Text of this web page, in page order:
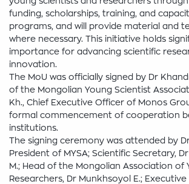
funding, scholarships, training, and
programs, and will provide material and
where necessary. This initiative holds
importance for advancing scientific
innovation.
The MoU was officially signed by Dr
of the Mongolian Young Scientist
Kh., Chief Executive Officer of Monos
formal commencement of cooperation
institutions.
The signing ceremony was attended by
President of MYSA; Scientific Secretary,
M.; Head of the Mongolian Association of
Researchers, Dr Munkhsoyol E.;